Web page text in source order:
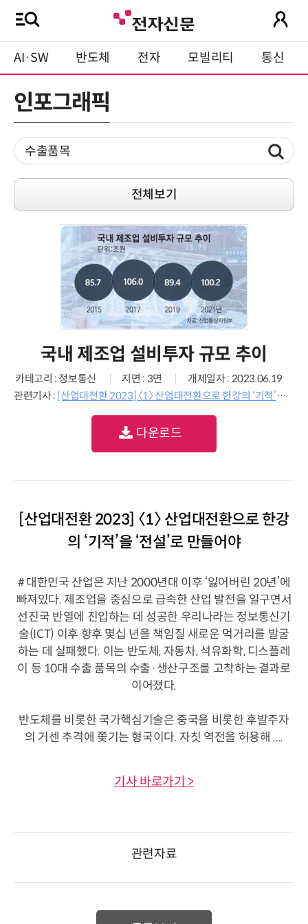
AI·SW 반도체 전자 모빌리티 통신
인포그래픽
전체보기
국내 제조업 설비투자 규모 추이
카테고리 : 정보통신 지면 : 3면
개제일자 : 2023.06.19
관련기사 : [산업대전환 2023] 〈1〉 산업대전환으로 한강의 ‘기적’을 ‘전설’로 만들어야
다운로드
[산업대전환 2023] 〈1〉 산업대전환으로 한강
의 ‘기적’을 ‘전설’로 만들어야
# 대한민국 산업은 지난 2000년대 이후 ‘잃어버린 20년’에
빠져있다. 제조업을 중심으로 급속한 산업 발전을 일구면서
선진국 반열에 진입하는 데 성공한 우리나라는 정보통신기
술(ICT) 이후 향후 몇십 년을 책임질 새로운 먹거리를 발굴
하는 데 실패했다. 이는 반도체, 자동차, 석유화학, 디스플레
이 등 10대 수출 품목의 수출·생산구조를 고착하는 결과로
이어졌다.
반도체를 비롯한 국가핵심기술은 중국을 비롯한 후발주자
의 거센 추격에 쫓기는 형국이다. 자칫 역전을 허용해 ....
기사 바로가기 >
관련자료